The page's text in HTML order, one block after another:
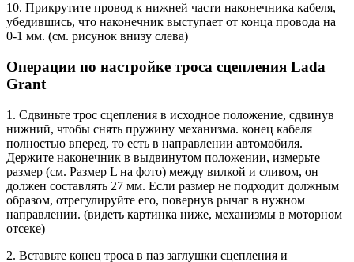
10. Прикрутите провод к нижней части наконечника кабеля,
убедившись, что наконечник выступает от конца провода на
0-1 мм. (см. рисунок внизу слева)
Операции по настройке троса сцепления Lada
Grant
1. Сдвиньте трос сцепления в исходное положение, сдвинув
нижний, чтобы снять пружину механизма. конец кабеля
полностью вперед, то есть в направлении автомобиля.
Держите наконечник в выдвинутом положении, измерьте
размер (см. Размер L на фото) между вилкой и сливом, он
должен составлять 27 мм. Если размер не подходит должным
образом, отрегулируйте его, повернув рычаг в нужном
направлении. (видеть картинка ниже, механизмы в моторном
отсеке)
2. Вставьте конец троса в паз заглушки сцепления и